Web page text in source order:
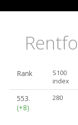
Rank
S100
index
553.
(+8)
280